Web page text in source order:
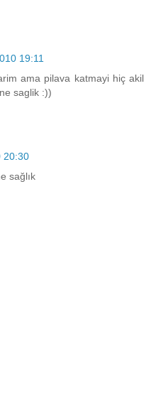
19:11
ama pilava katmayi hiç akil
saglik :))
20:30
sağlık